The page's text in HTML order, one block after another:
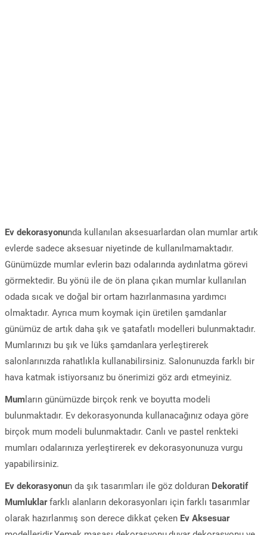
Ev dekorasyonunda kullanılan aksesuarlardan olan mumlar artık
evlerde sadece aksesuar niyetinde de kullanılmamaktadır.
Günümüzde mumlar evlerin bazı odalarında aydınlatma görevi
görmektedir. Bu yönü ile de ön plana çıkan mumlar kullanılan
odada sıcak ve doğal bir ortam hazırlanmasına yardımcı
olmaktadır. Ayrıca mum koymak için üretilen şamdanlar
günümüz de artık daha şık ve şatafatlı modelleri bulunmaktadır.
Mumlarınızı bu şık ve lüks şamdanlara yerleştirerek
salonlarınızda rahatlıkla kullanabilirsiniz. Salonunuzda farklı bir
hava katmak istiyorsanız bu önerimizi göz ardı etmeyiniz.
Mum ların günümüzde birçok renk ve boyutta modeli
bulunmaktadır. Ev dekorasyonunda kullanacağınız odaya göre
birçok mum modeli bulunmaktadır. Canlı ve pastel renkteki
mumları odalarınıza yerleştirerek ev dekorasyonunuza vurgu
yapabilirsiniz.
Ev dekorasyonun da şık tasarımları ile göz dolduran Dekoratif
Mumluklarfarklı alanların dekorasyonları için farklı tasarımlar
olarak hazırlanmış son derece dikkat çeken Ev Aksesuar